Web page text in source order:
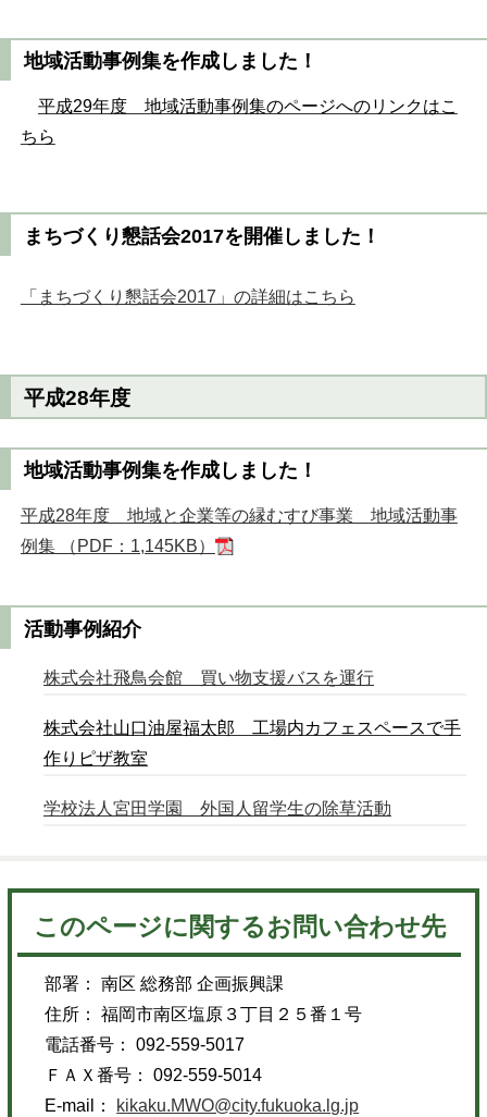
地域活動事例集を作成しました！
平成29年度 地域活動事例集のページへのリンクはこ
ちら
まちづくり懇話会2017を開催しました！
「まちづくり懇話会2017」の詳細はこちら
平成28年度
地域活動事例集を作成しました！
平成28年度 地域と企業等の縁むすび事業 地域活動事
例集 （PDF：1,145KB）
活動事例紹介
株式会社飛鳥会館 買い物支援バスを運行
株式会社山口油屋福太郎 工場内カフェスペースで手
作りピザ教室
学校法人宮田学園 外国人留学生の除草活動
このページに関するお問い合わせ先
部署： 南区 総務部 企画振興課
住所： 福岡市南区塩原３丁目２５番１号
電話番号： 092-559-5017
ＦＡＸ番号： 092-559-5014
E-mail：
kikaku.MWO@city.fukuoka.lg.jp